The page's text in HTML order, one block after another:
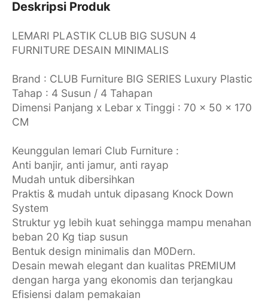
Deskripsi Produk
LEMARI PLASTIK CLUB BIG SUSUN 4
FURNITURE DESAIN MINIMALIS
Brand : CLUB Furniture BIG SERIES Luxury Plastic
Tahap : 4 Susun / 4 Tahapan
Dimensi Panjang x Lebar x Tinggi : 70 x 50 x 170
CM
Keunggulan lemari Club Furniture :
Anti banjir, anti jamur, anti rayap
Mudah untuk dibersihkan
Praktis & mudah untuk dipasang Knock Down
System
Struktur yg lebih kuat sehingga mampu menahan
beban 20 Kg tiap susun
Bentuk design minimalis dan M0Dern.
Desain mewah elegant dan kualitas PREMIUM
dengan harga yang ekonomis dan terjangkau
Efisiensi dalam pemakaian